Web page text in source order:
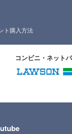
ト購入方法
コンビニ・ネット